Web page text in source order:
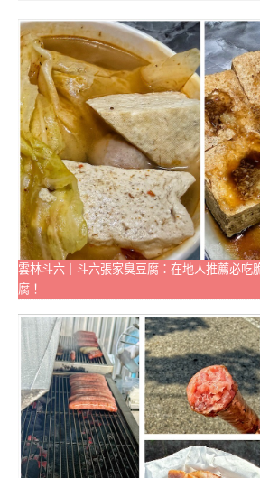
雲林斗六｜斗六張家臭豆腐：在地人推薦必吃
腐！